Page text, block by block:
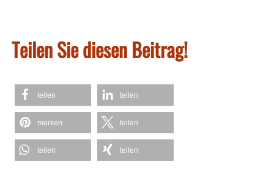
Teilen Sie diesen Beitrag!
teilen teilen
merken teilen
teilen teilen